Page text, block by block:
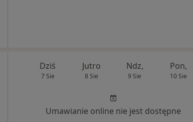
Dziś
7 Sie
Jutro
8 Sie
Ndz,
9 Sie
Pon,
10 Sie
Umawianie online nie jest dostępne